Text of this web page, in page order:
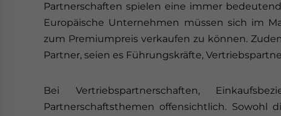
Partnerschaften spielen eine immer
Europäische Unternehmen müssen sich im
zum Premiumpreis verkaufen zu können.
Partner, seien es Führungskräfte,
Bei Vertriebspartnerschaften,
Partnerschaftsthemen offensichtlich. Sowohl